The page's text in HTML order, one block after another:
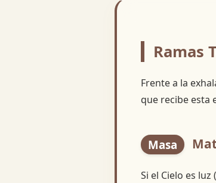
Ramas
Frente a la
que recibe esta
Masa
Si el Cielo es